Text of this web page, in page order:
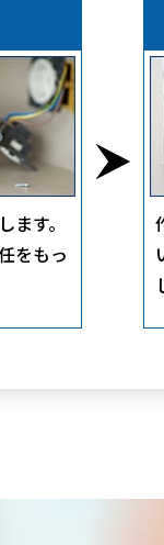
ます。
をもっ